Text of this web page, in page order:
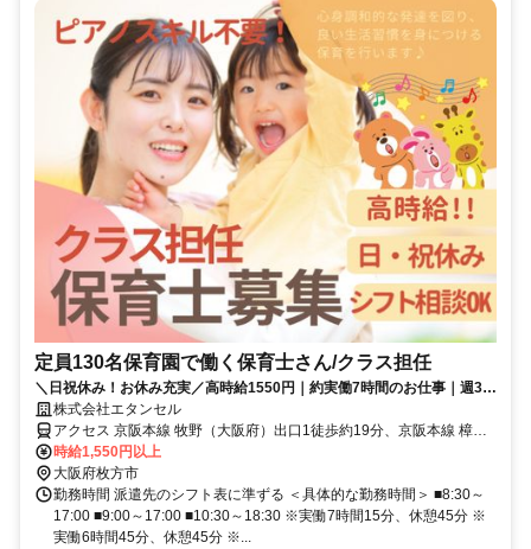
定員130名保育園で働く保育士さん/クラス担任
＼日祝休み！お休み充実／高時給1550円｜約実働7時間のお仕事｜週3日
～｜ピアノは弾けなくてもOK♪
株式会社エタンセル
アクセス 京阪本線 牧野（大阪府）出口1徒歩約19分、京阪本線 樟葉
徒歩約38分、京阪本線 御殿山西改札口徒歩約39分 【勤務地最寄駅】
京阪本線「牧野」駅より徒歩21分
時給1,550円以上
大阪府枚方市
勤務時間 派遣先のシフト表に準ずる ＜具体的な勤務時間＞ ■8:30～
17:00 ■9:00～17:00 ■10:30～18:30 ※実働7時間15分、休憩45分 ※
実働6時間45分、休憩45分 ※...